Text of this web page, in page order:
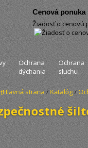
Cenová ponuka
Žiadosť o cenovú
Ochrana
dýchania
Ochrana
sluchu
Hlavná strana/Katalóg/